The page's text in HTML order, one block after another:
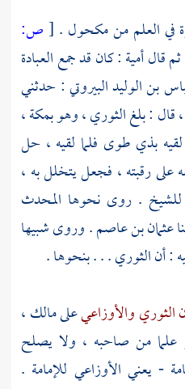
في العلم منمكحول .
[ص:
قالأمية: كان قد جمع العبادة
بن الوليد البيروتي: حدثني
، قال : بلغالثوري، وهوبمكة،
بذي طوى فلما لقيه ، حل
على رقبته ، فجعل يتخلل به ،
للشيخ . روى نحوها المحدث
عثمان بن عاصم. وروى شبيها
: أنالثوري. . . بنحوها .
الثوريوالأوزاعيعلىمالك،
علما من صاحبه ، ولا يصلح
- يعني الأوزاعي للإمامة .